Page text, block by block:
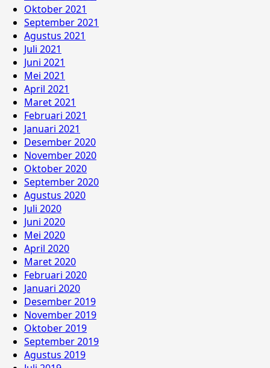
Oktober 2021
September 2021
Agustus 2021
Juli 2021
Juni 2021
Mei 2021
April 2021
Maret 2021
Februari 2021
Januari 2021
Desember 2020
November 2020
Oktober 2020
September 2020
Agustus 2020
Juli 2020
Juni 2020
Mei 2020
April 2020
Maret 2020
Februari 2020
Januari 2020
Desember 2019
November 2019
Oktober 2019
September 2019
Agustus 2019